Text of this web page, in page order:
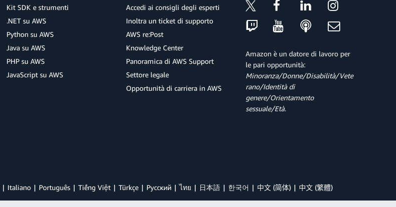
Kit SDK e strumenti
.NET su AWS
Python su AWS
Java su AWS
PHP su AWS
JavaScript su AWS
Accedi ai consigli degli esperti
Inoltra un ticket di supporto
AWS re:Post
Knowledge Center
Panoramica di AWS Support
Settore legale
Opportunità di carriera in AWS
Amazon è un datore di lavoro per
le pari opportunità:
Minoranza/Donne/Disabilità/Vete
rano/Identità di
genere/Orientamento
sessuale/Età.
Italiano Português Tiếng Việt Türkçe Ρусский ไทย 日本語 한국어 中文 (简体) 中文 (繁體)